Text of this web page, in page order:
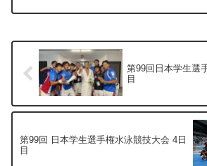
第99回日本学生選
目
第99回 日本学生選手権水泳競技大会 4日
目